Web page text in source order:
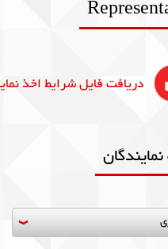
دریافت فایل شرایط اخذ